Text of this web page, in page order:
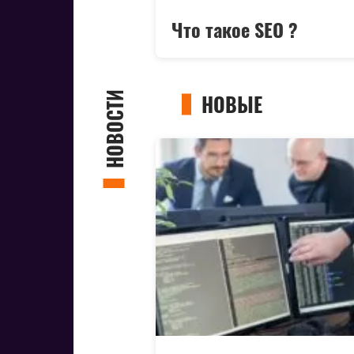
Что такое SEO ?
НОВОСТИ НОВЫЕ